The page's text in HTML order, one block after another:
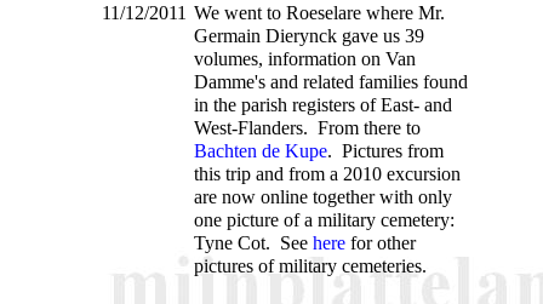
11/12/2011 We went to Roeselare where Mr.
Germain Dierynck gave us 39
volumes, information on Van
Damme's and related families found
in the parish registers of East- and
West-Flanders. From there to
Bachten de Kupe. Pictures from
this trip and from a 2010 excursion
are now online together with only
one picture of a military cemetery:
Tyne Cot. See herefor other
pictures of military cemeteries.